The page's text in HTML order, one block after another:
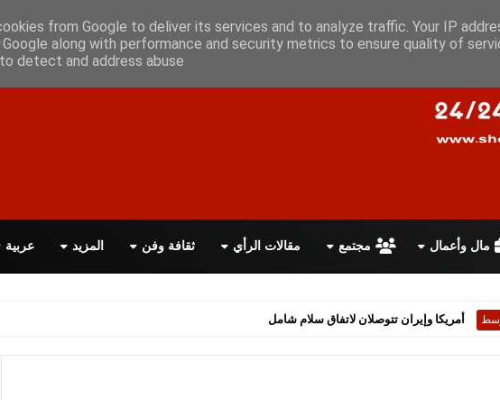
اتفاقية الاستخدام أعلن معانا اتصل بنا اقرأ الصحيفة PDF
مال وأعمال مجتمع مقالات الرأي ثقافة وفن المزيد عربية
إيران تستبعد توقيع تفاهم مع أميركا خلال 24 ساعة
from Google to deliver its services and to analyze traffic. Your IP
along with performance and security metrics to ensure quality of
detect and address abuse.